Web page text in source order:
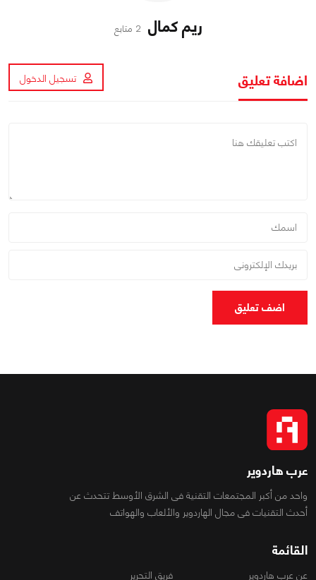
ريم كمال 2 متابع
اضافة تعليق تسجيل الدخول
اضف تعليق
عرب هاردوير
واحد من أكبر المجتمعات التقنية فى الشرق الأوسط تتحدث عن
أحدث التقنيات فى مجال الهاردوير والألعاب والهواتف
القائمة
عن عرب هاردوير فريق التحرير